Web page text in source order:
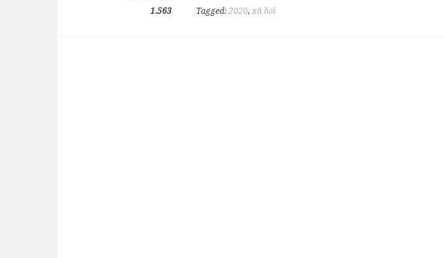
1.563
Tagged: 2020, xã hội